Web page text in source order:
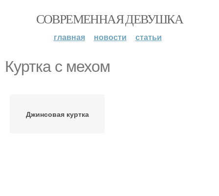
СОВРЕМЕННАЯ ДЕВУШКА
главная новости статьи
Куртка с мехом
Джинсовая куртка